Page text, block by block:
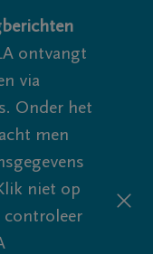
ontvangt
via
Onder het
men
niet op
controleer